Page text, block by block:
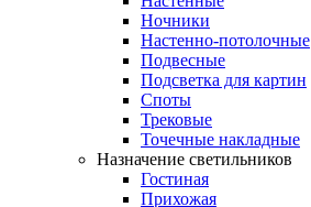
Ночники
Настенно-потолочные
Подвесные
Подсветка для картин
Споты
Трековые
Точечные накладные
Назначение светильников
Гостиная
Прихожая